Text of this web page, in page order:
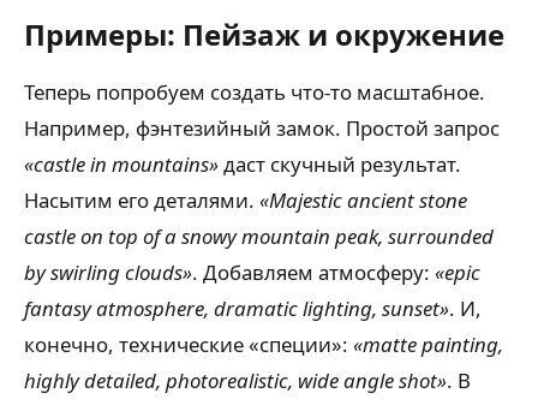
Примеры: Пейзаж и окружение
Теперь попробуем создать что-то масштабное.
Например, фэнтезийный замок. Простой запрос
«castle in mountains»даст скучный результат.
Насытим его деталями. «Majestic ancient stone
castle on top of a snowy mountain peak, surrounded
by swirling clouds». Добавляем атмосферу: «epic
fantasy atmosphere, dramatic lighting, sunset». И,
конечно, технические «специи»: «matte painting,
highly detailed, photorealistic, wide angle shot». В